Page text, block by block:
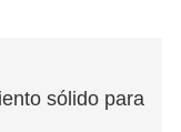
sólido para